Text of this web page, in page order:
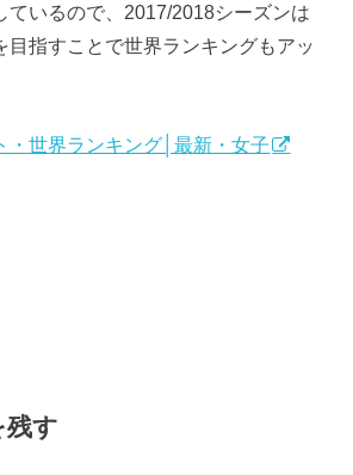
ているので、2017/2018シーズンは
目指すことで世界ランキングもアッ
・世界ランキング│最新・女子
残す